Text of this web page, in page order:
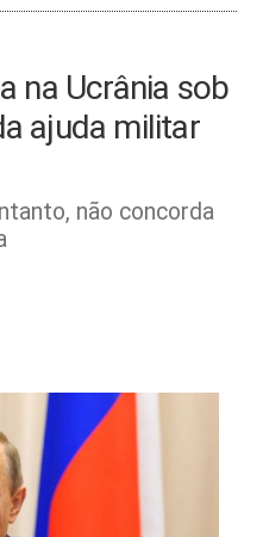
na Ucrânia sob
ajuda militar
não concorda